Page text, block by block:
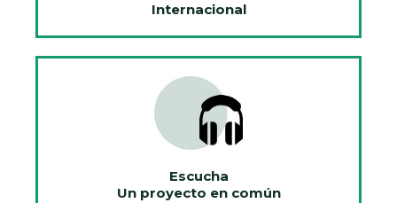
Internacional
Escucha
Un proyecto en común